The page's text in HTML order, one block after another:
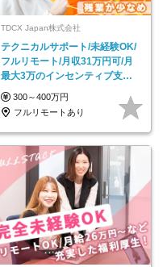
TDCX Japan株式会社
テクニカルサポート/未経験OK/
フルリモート/月収31万円可/月
最大3万のインセンティブ支給/
平均年齢33歳
300～400万円
フルリモートあり